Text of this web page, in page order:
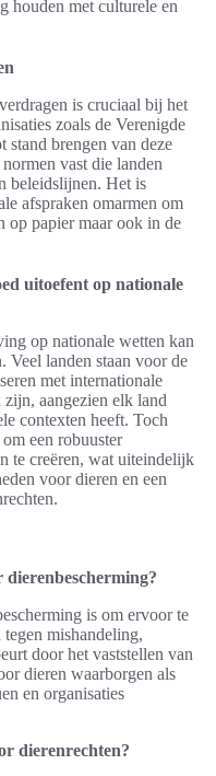
houden met culturele en
is cruciaal bij het
zoals de Verenigde
stand brengen van deze
vast die landen
beleidslijnen. Het is
afspraken omarmen om
op papier maar ook in de
uitoefent op nationale
op nationale wetten kan
Veel landen staan voor de
met internationale
aangezien elk land
contexten heeft. Toch
een robuuster
te creëren, wat uiteindelijk
voor dieren en een
dierenbescherming?
is om ervoor te
mishandeling,
door het vaststellen van
dieren waarborgen als
en organisaties
dierenrechten?